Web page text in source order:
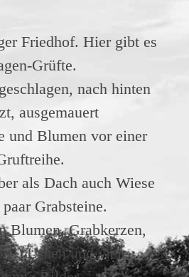
Friedhof. Hier gibt es
Grüfte.
nach hinten
ausgemauert
und Blumen vor einer
als Dach auch Wiese
Grabsteine.
Blumen, Grabkerzen,
(!) Urnen und viele,